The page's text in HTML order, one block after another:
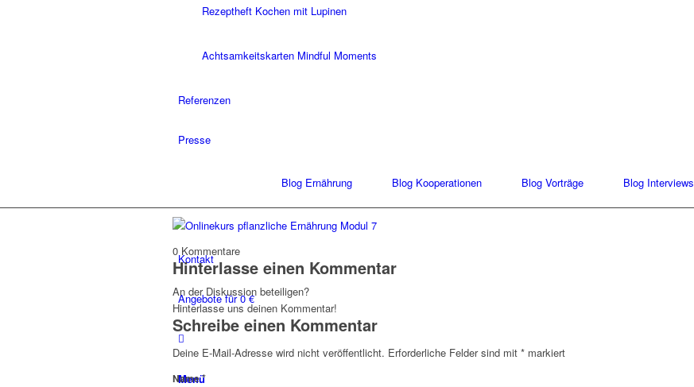
Rezeptheft Kochen mit Lupinen
Achtsamkeitskarten Mindful Moments
Referenzen
Presse
Blog Ernährung Blog Kooperationen Blog Vorträge Blog Interviews
Kontakt
Angebote für 0 €
Menü
0 Kommentare
Hinterlasse einen Kommentar
An der Diskussion beteiligen?
Hinterlasse uns deinen Kommentar!
Schreibe einen Kommentar
Deine E-Mail-Adresse wird nicht veröffentlicht. Erforderliche Felder sind mit * markiert
Name*